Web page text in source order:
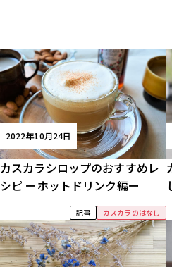
カスカラシロップのおすすめレ
シピ ーホットドリンク編ー
2022年10月24日
記事 カスカラのはなし